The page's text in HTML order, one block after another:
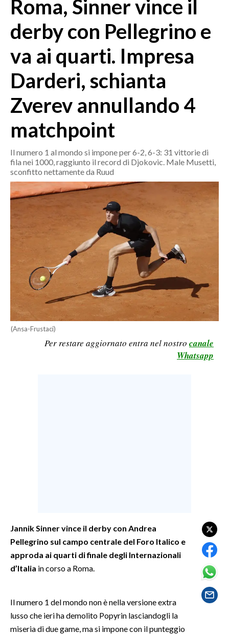
MEDIO CAMPIDANO
ORISTANO E PROVINCIA
SASSARI E PROVINCIA
NUORO E PROVINCIA
OGLIASTRA
AGENDA
CRONACA
ITALIA
MONDO
ECONOMIA
SERVIZI ALLE IMPRESE
LAVORO
SPORT IN SARDEGNA
SPORT
RISULTATI E CLASSIFICHE
SALUTE
SARDEGNA TURISMO
EVENTI
Roma, Sinner vince il
derby con Pellegrino e
va ai quarti. Impresa
Darderi, schianta
Zverev annullando 4
matchpoint
Il numero 1 al mondo si impone per 6-2, 6-3: 31 vittorie di
fila nei 1000, raggiunto il record di Djokovic. Male Musetti,
sconfitto nettamente da Ruud
(Ansa-Frustaci)
Per restare aggiornato entra nel nostro canale
Whatsapp
Jannik Sinner vince il derby con Andrea
Pellegrino sul campo centrale del Foro Italico e
approda ai quarti di finale degli Internazionali
d’Italia in corso a Roma.
Il numero 1 del mondo non è nella versione extra
lusso che ieri ha demolito Popyrin lasciandogli la
miseria di due game, ma si impone con il punteggio